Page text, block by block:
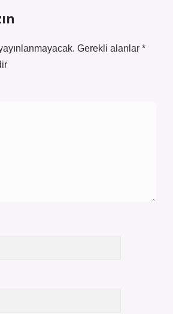
Gerekli alanlar *